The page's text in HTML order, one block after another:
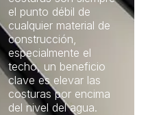
el punto débil de
cualquier material de
construcción,
especialmente el
techo, un beneficio
clave es elevar las
costuras por encima
del nivel del agua.